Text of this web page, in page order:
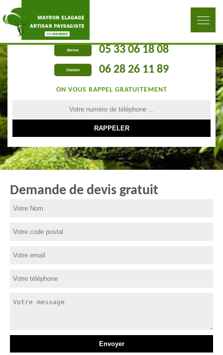
Bureau 05 33 06 18 08
Chantier 06 28 26 11 89
ON VOUS RAPPEL GRATUITEMENT
Demande de devis gratuit